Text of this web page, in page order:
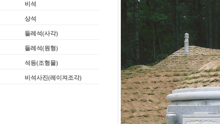
비석
상석
둘레석(사각)
둘레석(원형)
석등(조형물)
비석사진(레이져조각)